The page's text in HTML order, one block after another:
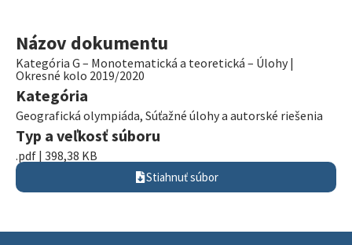
Názov dokumentu
Kategória G – Monotematická a teoretická – Úlohy |
Okresné kolo 2019/2020
Kategória
Geografická olympiáda, Súťažné úlohy a autorské riešenia
Typ a veľkosť súboru
.pdf | 398,38 KB
Stiahnuť súbor